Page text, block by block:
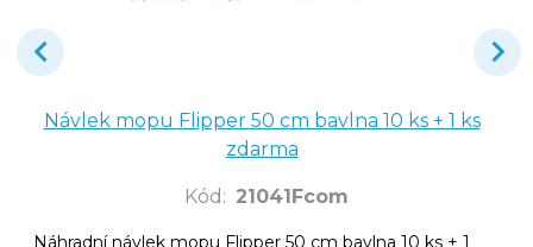
Návlek mopu Flipper 50 cm bavlna 10 ks + 1 ks
zdarma
Kód : 21041Fcom
Náhradní návlek mopu Flipper 50 cm bavlna 10 ks + 1